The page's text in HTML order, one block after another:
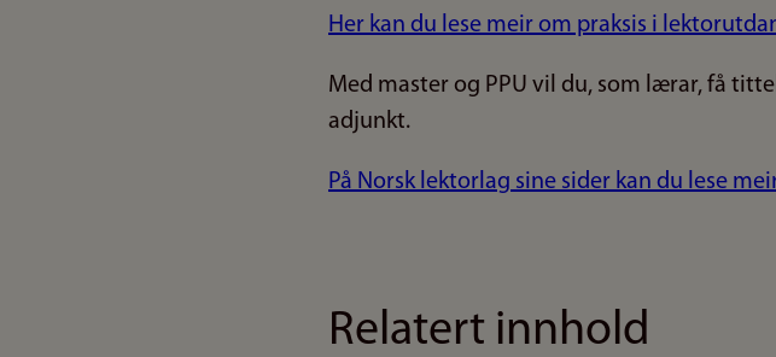
Her kan du lese meir om praksis i
Med master og PPU vil du, som lærar, få
adjunkt.
På Norsk lektorlag sine sider kan du lese
Relatert innhold